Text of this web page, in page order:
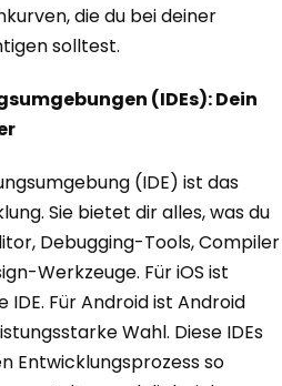
die du bei deiner
solltest.
(IDEs): Dein
(IDE) ist das
Sie bietet dir alles, was du
Debugging-Tools, Compiler
Werkzeuge. Für iOS ist
Für Android ist Android
Wahl. Diese IDEs
Entwicklungsprozess so